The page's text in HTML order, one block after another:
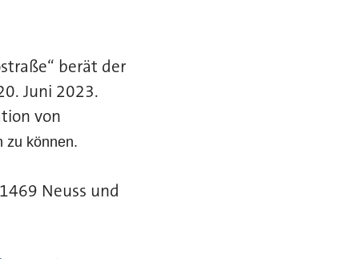
berät der
Juni 2023.
von
zu können.
Neuss und